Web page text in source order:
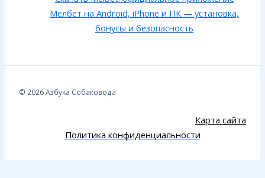
Мелбет на Android, iPhone и ПК — установка,
бонусы и безопасность
© 2026 Азбука Собаковода
Карта сайта
Политика конфиденциальности